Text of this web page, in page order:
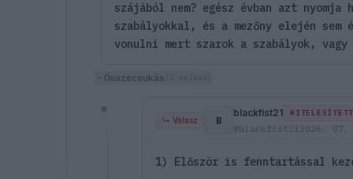
szájából nem? egész évban azt nyomja
szabályokkal, és a mezőny elején
vonulni mert szarok a szabályok, vagy
Összecsukás
↳ Válasz B
blackfist21 HITELESÍTETT
@blackfist212026. 07.
1) Először is fenntartással